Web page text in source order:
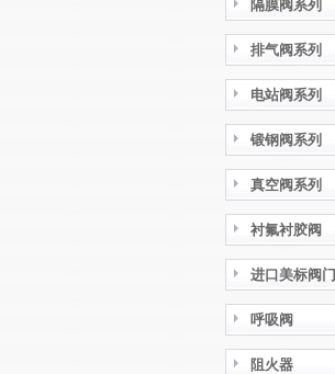
隔膜阀系列
排气阀系列
电站阀系列
锻钢阀系列
真空阀系列
衬氟衬胶阀
进口美标阀门
呼吸阀
阻火器